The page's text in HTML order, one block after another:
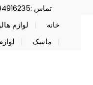
تماس :09394916235
خانه
لوازم
ماسک
لوازم
محصولات خاص فیجت